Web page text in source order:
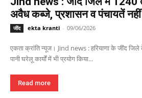
अवैध कब्जे, प्रशासन व पंचायतें नहीं
जींद ekta kranti - 09/06/2026
एकता क्रांति न्यूज। Jind news : हरियाणा के जींद जिले
पानी घरेलू कार्यों में भी प्रयोग किया...
Read more